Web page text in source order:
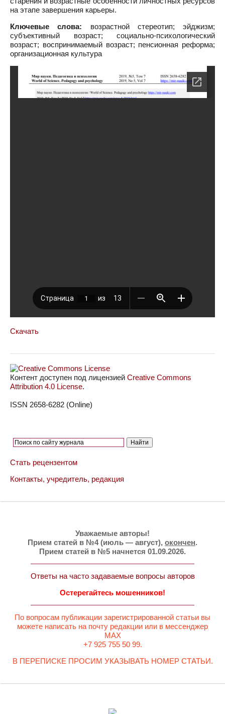
на этапе завершения карьеры.
Ключевые слова: возрастной стереотип; эйджизм;
субъективный возраст; социально-психологический
возраст; воспринимаемый возраст; пенсионная реформа;
организационная культура
Скачать
Контент доступен под лицензией Creative Commons
Attribution 4.0 License.
ISSN 2658-6282 (Online)
Стать рецензентом
Контакты, учредитель, редакция
Уважаемые авторы!
Прием статей в №4 (июль — август), окончен.
Прием статей в №5 начнется 01.09.2026.
Ответы на часто задаваемые вопросы авторов
Остерегайтесь мошенников!
По вопросам публикации зарегистрированной статьи вы
можете написать на почту редакции или в мессенджер
MAX
+7 925 755 50 99.
В ПЕРЕПИСКЕ ПРОСИМ УКАЗЫВАТЬ НОМЕР СТАТЬИ.